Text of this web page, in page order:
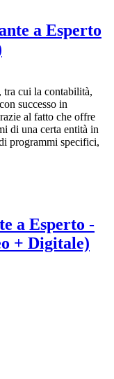
a Esperto
cui la contabilità,
successo in
al fatto che offre
di una certa entità in
programmi specifici,
a Esperto -
+ Digitale)